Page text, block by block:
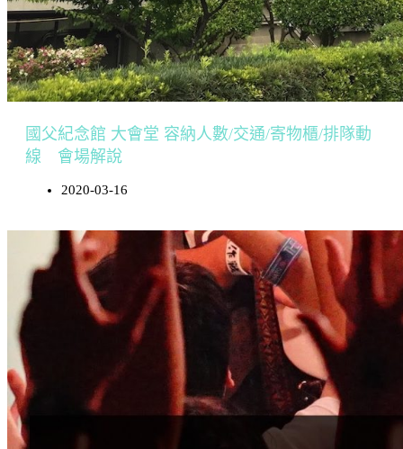
國父紀念館 大會堂 容納人數/交通/寄物櫃/排隊動
線 會場解說
2020-03-16